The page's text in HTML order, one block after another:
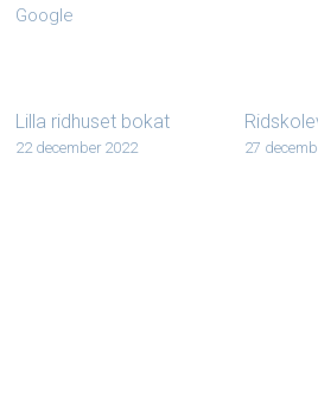
Google
Lilla ridhuset bokat
22 december 2022 27